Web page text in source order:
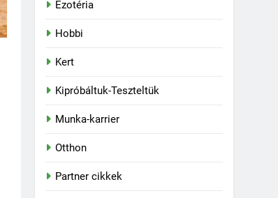
Ezotéria
Hobbi
Kert
Kipróbáltuk-Teszteltük
Munka-karrier
Otthon
Partner cikkek